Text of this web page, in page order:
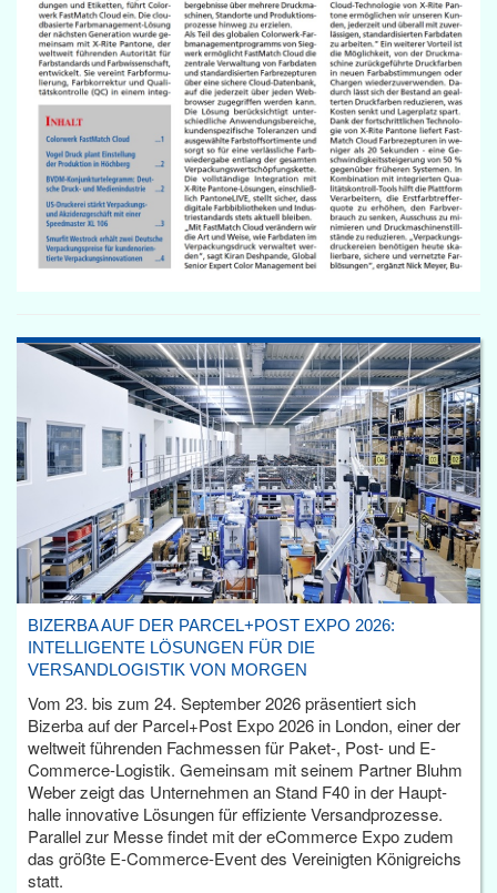
BIZERBA AUF DER PARCEL+POST EXPO 2026:
INTELLIGENTE LÖSUNGEN FÜR DIE
VERSANDLOGISTIK VON MORGEN
Vom 23. bis zum 24. September 2026 präsentiert sich
Bizerba auf der Parcel+Post Expo 2026 in London, einer der
weltweit führenden Fachmessen für Paket-, Post- und E-
Commerce-Logistik. Gemeinsam mit seinem Partner Bluhm
Weber zeigt das Unternehmen an Stand F40 in der Haupt­
halle innovative Lösungen für effiziente Versandprozesse.
Parallel zur Messe findet mit der eCommerce Expo zudem
das größte E-Commerce-Event des Vereinigten Königreichs
statt.